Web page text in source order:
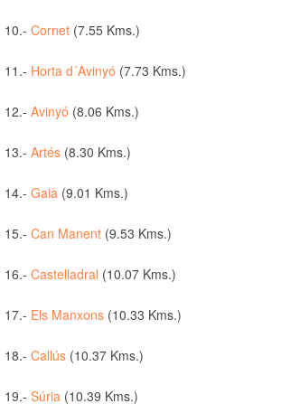
10.- Cornet (7.55 Kms.)
11.- Horta d´Avinyó (7.73 Kms.)
12.- Avinyó (8.06 Kms.)
13.- Artés (8.30 Kms.)
14.- Gaià (9.01 Kms.)
15.- Can Manent (9.53 Kms.)
16.- Castelladral (10.07 Kms.)
17.- Els Manxons (10.33 Kms.)
18.- Callús (10.37 Kms.)
19.- Súria (10.39 Kms.)